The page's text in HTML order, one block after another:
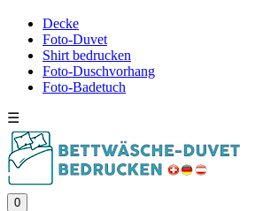
Decke
Foto-Duvet
Shirt bedrucken
Foto-Duschvorhang
Foto-Badetuch
☰
0